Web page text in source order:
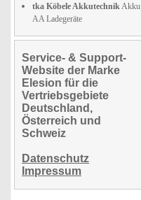
tka Köbele AkkutechnikAkku
AA Ladegeräte
Service- & Support-
Website der Marke
Elesion für die
Vertriebsgebiete
Deutschland,
Österreich und
Schweiz
Datenschutz
Impressum